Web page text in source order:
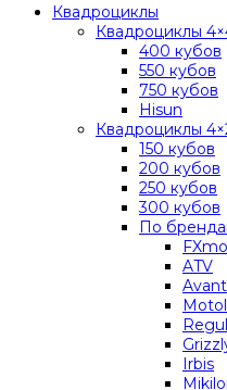
Квадроциклы
Квадроциклы
400 кубов
550 кубов
750 кубов
Hisun
Квадроциклы
150 кубов
200 кубов
250 кубов
300 кубов
По
ATV
Irbis